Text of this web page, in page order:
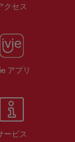
クセス
アプリ
ービス